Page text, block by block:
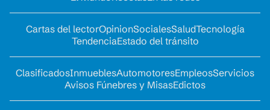
Cartas del lectorOpinionSocialesSaludTecnología
TendenciaEstado del tránsito
ClasificadosInmueblesAutomotoresEmpleosServicios
Avisos Fúnebres y MisasEdictos